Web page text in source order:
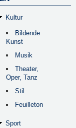
Kultur
Bildende
Kunst
Musik
Theater,
Oper, Tanz
Stil
Feuilleton
Sport